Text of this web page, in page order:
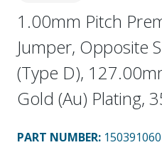
1.00mm Pitch
Jumper, Opposite
(Type D),
Gold (Au) Plating,
PART NUMBER: 150391060